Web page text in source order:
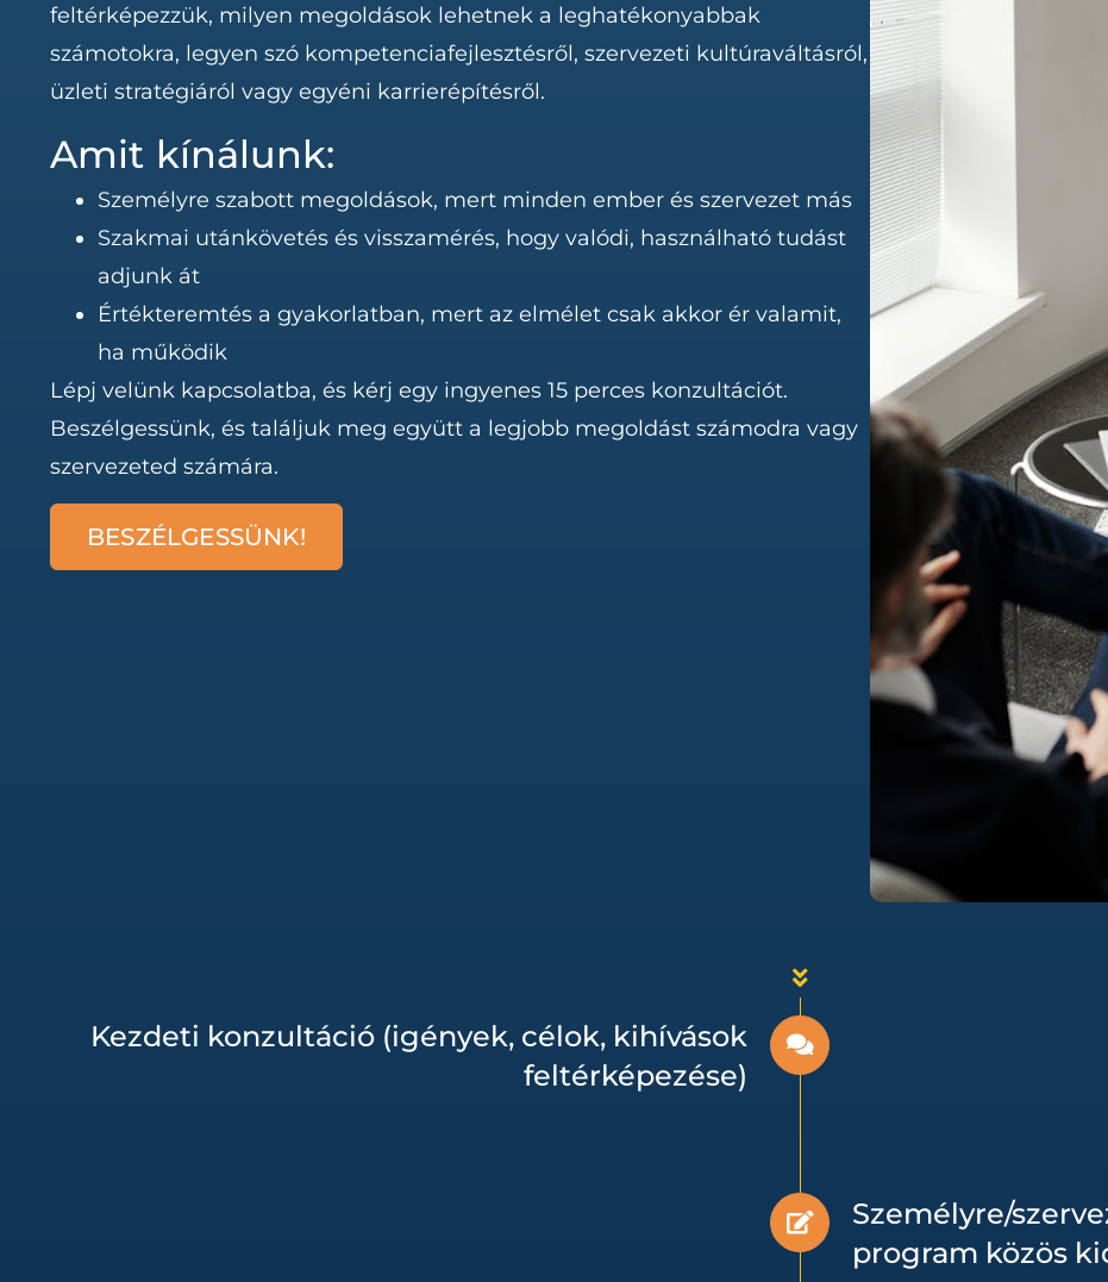
feltérképezzük, milyen megoldások lehetnek a leghatékonyabbak
számotokra, legyen szó kompetenciafejlesztésről, szervezeti kultúraváltásról,
üzleti stratégiáról vagy egyéni karrierépítésről.
Amit kínálunk:
Személyre szabott megoldások, mert minden ember és szervezet más
Szakmai utánkövetés és visszamérés, hogy valódi, használható tudást
adjunk át
Értékteremtés a gyakorlatban, mert az elmélet csak akkor ér valamit,
ha működik
Lépj velünk kapcsolatba, és kérj egy ingyenes 15 perces konzultációt.
Beszélgessünk, és találjuk meg együtt a legjobb megoldást számodra vagy
szervezeted számára.
BESZÉLGESSÜNK!
Kezdeti konzultáció (igények, célok, kihívások
feltérképezése)
Személyre/
program közös